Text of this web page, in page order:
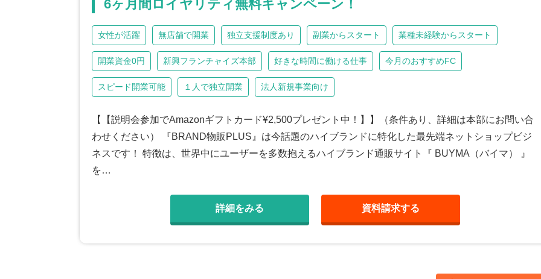
6ヶ月間ロイヤリティ無料キャンペーン！
女性が活躍 無店舗で開業 独立支援制度あり 副業からスタート 業種未経験からスタート
開業資金0円 新興フランチャイズ本部 好きな時間に働ける仕事 今月のおすすめFC
スピード開業可能 １人で独立開業 法人新規事業向け
【【説明会参加でAmazonギフトカード¥2,500プレゼント中！】】（条件あり、詳細は本部にお問い合
わせください） 『BRAND物販PLUS』は今話題のハイブランドに特化した最先端ネットショップビジ
ネスです！ 特徴は、世界中にユーザーを多数抱えるハイブランド通販サイト『 BUYMA（バイマ） 』
を…
詳細をみる 資料請求する